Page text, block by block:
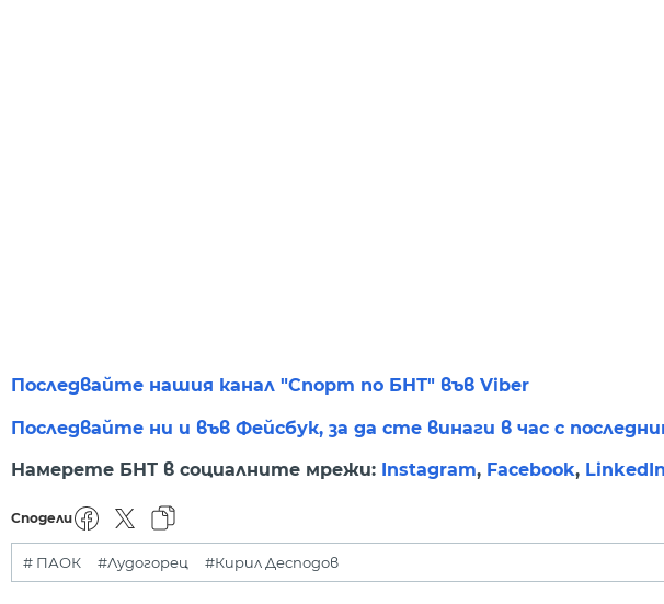
Последвайте нашия канал "Спорт по БНТ" във Viber
Последвайте ни и във Фейсбук, за да сте винаги в час с
Намерете БНТ в социалните мрежи: Instagram, Facebook, LinkedIn
Сподели
# ПАОК #Лудогорец #Кирил Десподов